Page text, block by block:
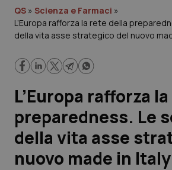
Governo e Parlamento
Regioni e Asl
Lavoro e Professioni
Scienza e Farmaci
Studi e Analisi
QS » Scienza e Farmaci »
L’Europa rafforza la rete della
della vita asse strategico del nuovo
L’Europa rafforza
preparedness. Le
della vita asse
nuovo made in Italy